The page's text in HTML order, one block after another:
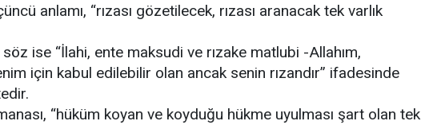
anlamı, “rızası gözetilecek, rızası aranacak tek varlık
ise “İlahi, ente maksudi ve rızake matlubi -Allahım,
için kabul edilebilir olan ancak senin rızandır” ifadesinde
“hüküm koyan ve koyduğu hükme uyulması şart olan tek